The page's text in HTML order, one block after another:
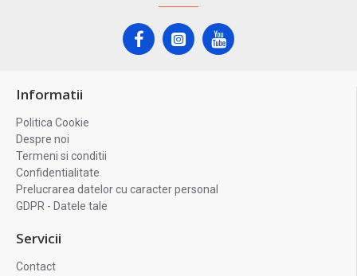
Informatii
Politica Cookie
Despre noi
Termeni si conditii
Confidentialitate
Prelucrarea datelor cu caracter personal
GDPR - Datele tale
Servicii
Contact